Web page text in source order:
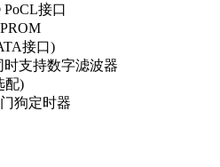
接口
接口)
支持数字滤波器
配)
狗定时器